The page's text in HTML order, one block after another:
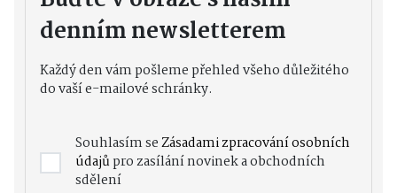
denním newsletterem
Každý den vám pošleme přehled všeho důležitého
do vaší e-mailové schránky.
Souhlasím seZásadami zpracování osobních
údajůpro zasílání novinek a obchodních
sdělení